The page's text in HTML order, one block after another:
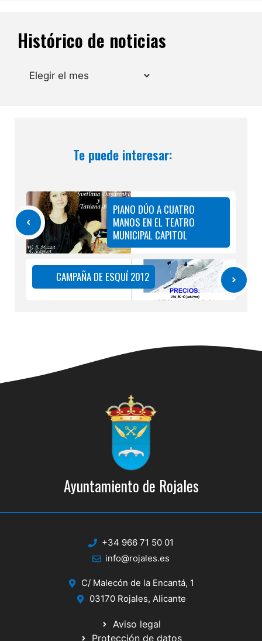
Histórico de noticias
Archivos
Te puede interesar:
PIANO DÚO A CUATRO
MANOS EN EL TEATRO
MUNICIPAL CAPITOL
CAMPAÑA DE ESQUÍ 2012
Ayuntamiento de Rojales
+34 966 71 50 01
info@rojales.es
C/ Malecón de la Encantá, 1
03170 Rojales, Alicante
Aviso legal
Protección de datos